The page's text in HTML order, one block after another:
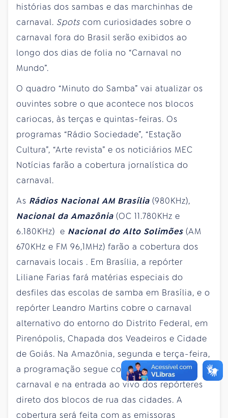
histórias dos sambas e das marchinhas de
carnaval. Spots com curiosidades sobre o
carnaval fora do Brasil serão exibidos ao
longo dos dias de folia no “Carnaval no
Mundo”.
O quadro “Minuto do Samba” vai atualizar os
ouvintes sobre o que acontece nos blocos
cariocas, às terças e quintas-feiras. Os
programas “Rádio Sociedade”, “Estação
Cultura”, “Arte revista” e os noticiários MEC
Notícias farão a cobertura jornalística do
carnaval.
As Rádios Nacional AM Brasília (980KHz),
Nacional da Amazônia (OC 11.780KHz e
6.180KHz) e Nacional do Alto Solimões (AM
670KHz e FM 96,1MHz) farão a cobertura dos
carnavais locais . Em Brasília, a repórter
Liliane Farias fará matérias especiais do
desfiles das escolas de samba em Brasília, e o
repórter Leandro Martins cobre o carnaval
alternativo do entorno do Distrito Federal, em
Pirenópolis, Chapada dos Veadeiros e Cidade
de Goiás. Na Amazônia, segunda e terça-feira,
a programação segue com enfoque no
carnaval e na entrada ao vivo dos repórteres
direto dos blocos de rua das cidades. A
cobertura será feita com as emissoras